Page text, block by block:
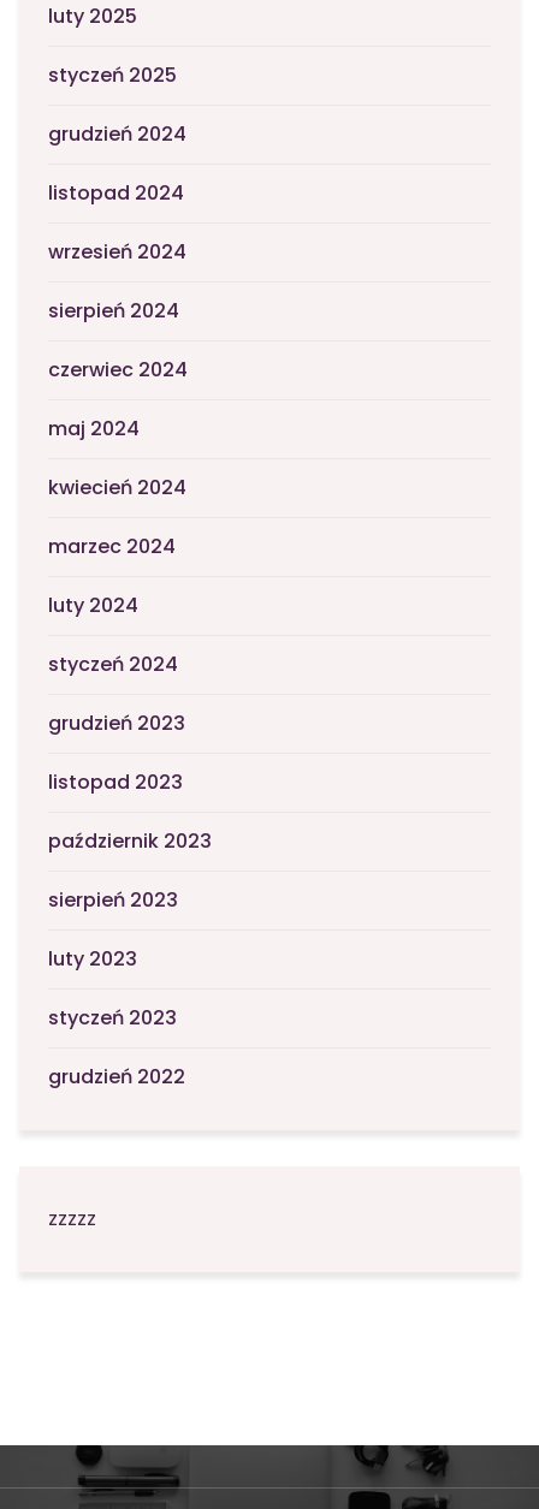
luty 2025
styczeń 2025
grudzień 2024
listopad 2024
wrzesień 2024
sierpień 2024
czerwiec 2024
maj 2024
kwiecień 2024
marzec 2024
luty 2024
styczeń 2024
grudzień 2023
listopad 2023
październik 2023
sierpień 2023
luty 2023
styczeń 2023
grudzień 2022
zzzzz